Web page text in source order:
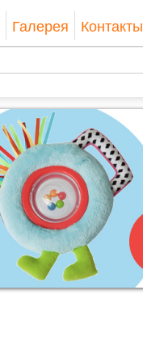
Галерея Контакты